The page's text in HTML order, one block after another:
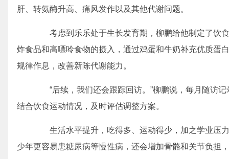
肝、转氨酶升高、痛风发作以及其他代谢问题。
考虑到乐乐处于生长发育期，柳鹏给他制定了饮
炸食品和高嘌呤食物的摄入，通过鸡蛋和牛奶补充优质蛋
规律作息，改善新陈代谢能力。
“后续，我们还会跟踪回访。”柳鹏说，每月随访记
结合饮食运动情况，及时评估调整方案。
生活水平提升，吃得多、运动得少，加之学业压
少年更容易患糖尿病等慢性病，还会增加骨骼和关节负担